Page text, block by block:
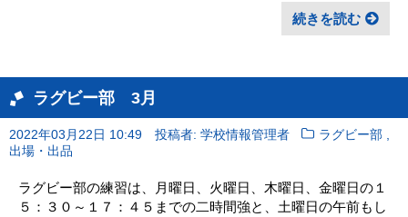
続きを読む
ラグビー部 3月
2022年03月22日 10:49 投稿者: 学校情報管理者 ラグビー部
出場・出品
ラグビー部の練習は、月曜日、火曜日、木曜日、金曜日の１
５：３０～１７：４５までの二時間強と、土曜日の午前もし